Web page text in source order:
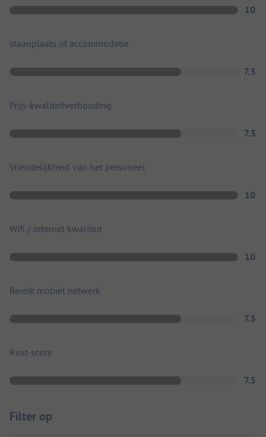
10
staanplaats of accommodatie
7.5
Prijs-kwaliteitverhouding
7.5
Vriendelijkheid van het personeel
10
Wifi / internet kwaliteit
10
Bereik mobiel netwerk
7.5
Rust-score
7.5
Filter op